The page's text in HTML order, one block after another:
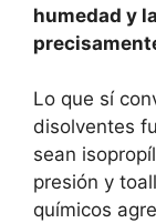
humedad y
Lo que sí
disolventes
sean
presión y
químicos